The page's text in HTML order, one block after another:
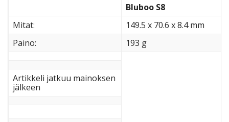
Bluboo S8
Mitat:
149.5 x 70.6 x 8.4 mm
Paino:
193 g
Artikkeli jatkuu mainoksen
jälkeen